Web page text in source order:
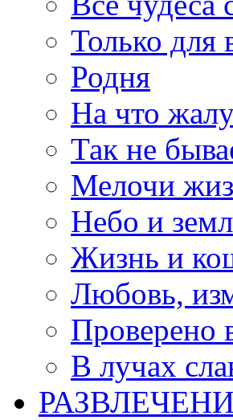
Только для
Родня
На что
Так не
Мелочи
Небо и
Жизнь и
Любовь,
Проверено
В лучах